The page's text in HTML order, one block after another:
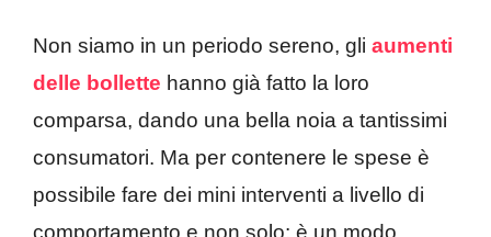
Non siamo in un periodo sereno, gli aumenti
delle bollette hanno già fatto la loro
comparsa, dando una bella noia a tantissimi
consumatori. Ma per contenere le spese è
possibile fare dei mini interventi a livello di
comportamento e non solo: è un modo